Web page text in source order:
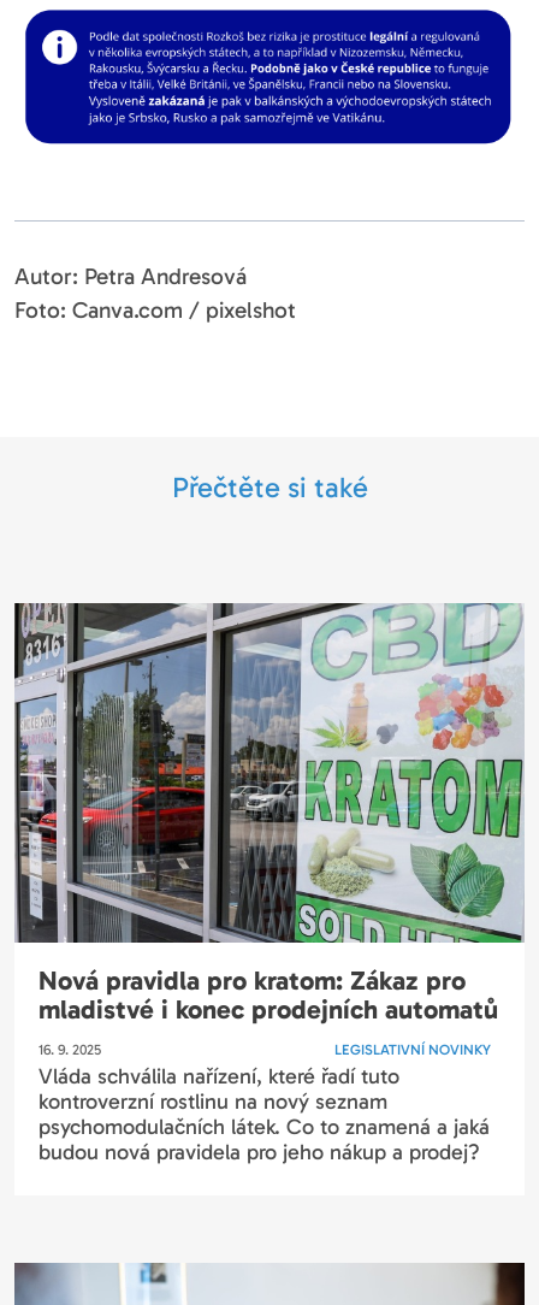
Autor: Petra Andresová
Foto: Canva.com / pixelshot
Přečtěte si také
Nová pravidla pro kratom: Zákaz pro
mladistvé i konec prodejních automatů
16. 9. 2025 LEGISLATIVNÍ NOVINKY
Vláda schválila nařízení, které řadí tuto
kontroverzní rostlinu na nový seznam
psychomodulačních látek. Co to znamená a jaká
budou nová pravidela pro jeho nákup a prodej?